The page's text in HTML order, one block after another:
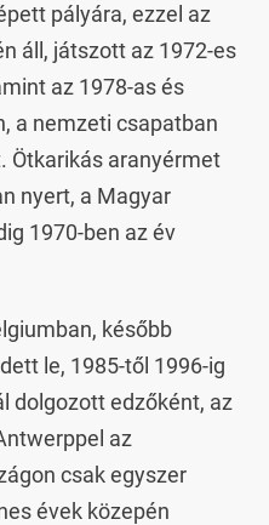
pályára, ezzel az
áll, játszott az 1972-es
az 1978-as és
a nemzeti csapatban
Ötkarikás aranyérmet
nyert, a Magyar
1970-ben az év
később
le, 1985-től 1996-ig
dolgozott edzőként, az
az
csak egyszer
évek közepén